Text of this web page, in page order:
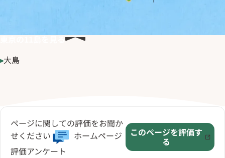
東京の11島を見る
大島
ページに関しての評価をお聞か
せください
ホームページ
評価アンケート
このページを評価す
る